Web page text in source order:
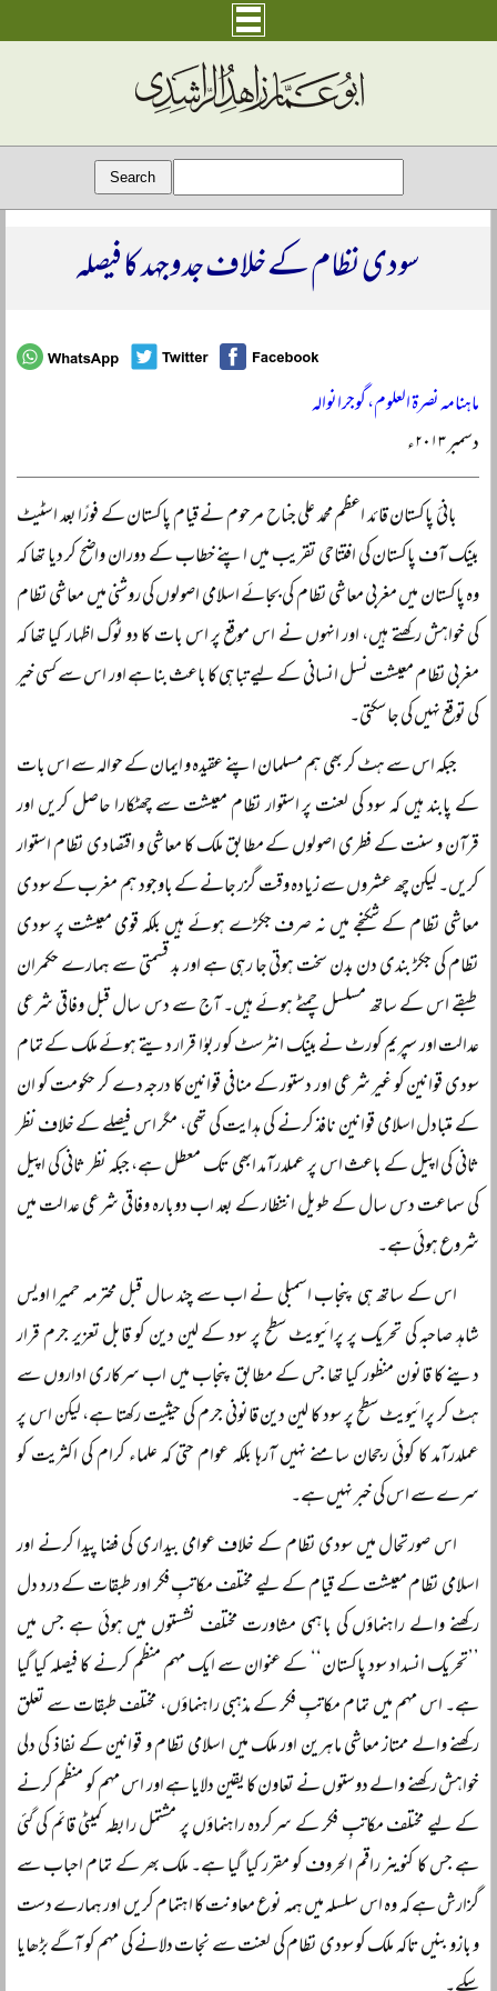
سودی نظام کے خلاف جدوجہد کا فیصلہ
ماہنامہ نصرۃ العلوم، گوجرانوالہ
دسمبر ۲۰۱۳ء
بانیٔ پاکستان قائد اعظم محمد علی جناح مرحوم نے قیام پاکستان کے فورًا بعد اسٹیٹ
بینک آف پاکستان کی افتتاحی تقریب میں اپنے خطاب کے دوران واضح کر دیا تھا کہ
وہ پاکستان میں مغربی معاشی نظام کی بجائے اسلامی اصولوں کی روشنی میں معاشی نظام
کی خواہش رکھتے ہیں، اور انہوں نے اس موقع پر اس بات کا دو ٹوک اظہار کیا تھا کہ
مغربی نظام معیشت نسل انسانی کے لیے تباہی کا باعث بنا ہے اور اس سے کسی خیر
کی توقع نہیں کی جا سکتی۔
جبکہ اس سے ہٹ کر بھی ہم مسلمان اپنے عقیدہ و ایمان کے حوالہ سے اس بات
کے پابند ہیں کہ سود کی لعنت پر استوار نظام معیشت سے چھٹکارا حاصل کریں اور
قرآن و سنت کے فطری اصولوں کے مطابق ملک کا معاشی و اقتصادی نظام استوار
کریں۔ لیکن چھ عشروں سے زیادہ وقت گزر جانے کے باوجود ہم مغرب کے سودی
معاشی نظام کے شکنجے میں نہ صرف جکڑے ہوئے ہیں بلکہ قومی معیشت پر سودی
نظام کی جکڑ بندی دن بدن سخت ہوتی جا رہی ہے اور بد قسمتی سے ہمارے حکمران
طبقے اس کے ساتھ مسلسل چمٹے ہوئے ہیں۔ آج سے دس سال قبل وفاقی شرعی
عدالت اور سپریم کورٹ نے بینک انٹرسٹ کو ربوٰا قرار دیتے ہوئے ملک کے تمام
سودی قوانین کو غیر شرعی اور دستور کے منافی قوانین کا درجہ دے کر حکومت کو ان
کے متبادل اسلامی قوانین نافذ کرنے کی ہدایت کی تھی، مگر اس فیصلے کے خلاف نظر
ثانی کی اپیل کے باعث اس پر عملدرآمد ابھی تک معطل ہے، جبکہ نظر ثانی کی اپیل
کی سماعت دس سال کے طویل انتظار کے بعد اب دوبارہ وفاقی شرعی عدالت میں
شروع ہوئی ہے۔
اس کے ساتھ ہی پنجاب اسمبلی نے اب سے چند سال قبل محترمہ حمیرا اویس
شاہد صاحبہ کی تحریک پر پرائیویٹ سطح پر سود کے لین دین کو قابل تعزیر جرم قرار
دینے کا قانون منظور کیا تھا جس کے مطابق پنجاب میں اب سرکاری اداروں سے
ہٹ کر پرائیویٹ سطح پر سود کا لین دین قانونی جرم کی حیثیت رکھتا ہے، لیکن اس پر
عملدرآمد کا کوئی رجحان سامنے نہیں آرہا بلکہ عوام حتی کہ علماء کرام کی اکثریت کو
سرے سے اس کی خبر نہیں ہے۔
اس صورتحال میں سودی نظام کے خلاف عوامی بیداری کی فضا پیدا کرنے اور
اسلامی نظام معیشت کے قیام کے لیے مختلف مکاتبِ فکر اور طبقات کے درد دل
رکھنے والے راہنماؤں کی باہمی مشاورت مختلف نشستوں میں ہوئی ہے جس میں
’’تحریک انسداد سود پاکستان‘‘ کے عنوان سے ایک مہم منظم کرنے کا فیصلہ کیا گیا
ہے۔ اس مہم میں تمام مکاتبِ فکر کے مذہبی راہنماؤں، مختلف طبقات سے تعلق
رکھنے والے ممتاز معاشی ماہرین اور ملک میں اسلامی نظام و قوانین کے نفاذ کی دلی
خواہش رکھنے والے دوستوں نے تعاون کا یقین دلایا ہے اور اس مہم کو منظم کرنے
کے لیے مختلف مکاتبِ فکر کے سرکردہ راہنماؤں پر مشتمل رابطہ کمیٹی قائم کی گئی
ہے جس کا کنوینر راقم الحروف کو مقرر کیا گیا ہے۔ ملک بھر کے تمام احباب سے
گزارش ہے کہ وہ اس سلسلہ میں ہمہ نوع معاونت کا اہتمام کریں اور ہمارے دست
و بازو بنیں تاکہ ملک کو سودی نظام کی لعنت سے نجات دلانے کی مہم کو آگے بڑھایا